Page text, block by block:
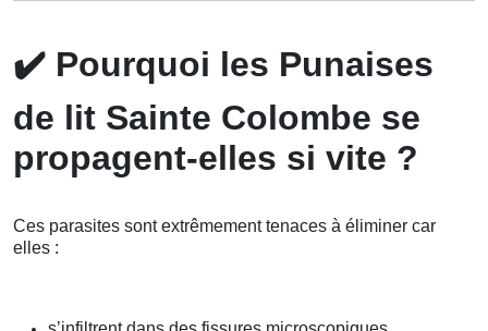
✔️ Pourquoi les Punaises
de lit Sainte Colombe se
propagent-elles si vite ?
Ces parasites sont extrêmement tenaces à éliminer car
elles :